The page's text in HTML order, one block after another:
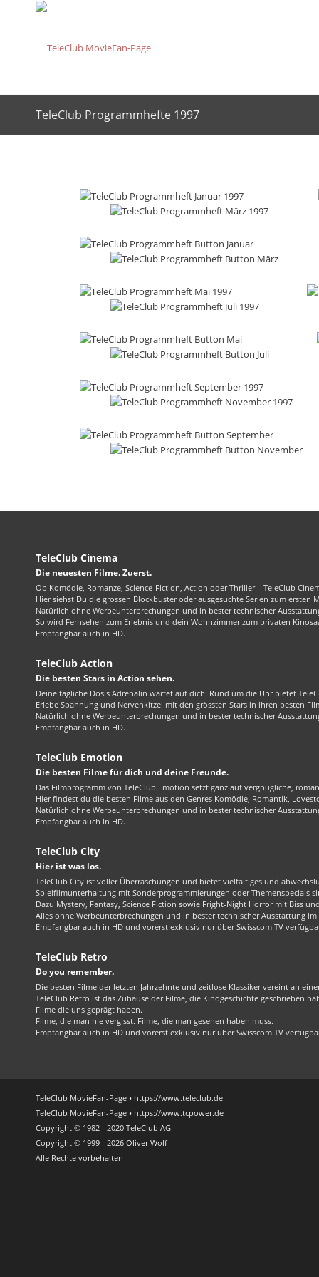
TeleClub Programmhefte 1997
TeleClub Cinema
Die neuesten Filme. Zuerst.
Ob Komödie, Romanze, Science-Fiction, Action oder Thriller – TeleClub
Hier siehst Du die grossen Blockbuster oder ausgesuchte Serien zum ersten
Natürlich ohne Werbeunterbrechungen und in bester technischer
So wird Fernsehen zum Erlebnis und dein Wohnzimmer zum privaten
Empfangbar auch in HD.
TeleClub Action
Die besten Stars in Action sehen.
Deine tägliche Dosis Adrenalin wartet auf dich: Rund um die Uhr bietet
Erlebe Spannung und Nervenkitzel mit den grössten Stars in ihren besten
Natürlich ohne Werbeunterbrechungen und in bester technischer
Empfangbar auch in HD.
TeleClub Emotion
Die besten Filme für dich und deine Freunde.
Das Filmprogramm von TeleClub Emotion setzt ganz auf vergnügliche,
Hier findest du die besten Filme aus den Genres Komödie, Romantik,
Natürlich ohne Werbeunterbrechungen und in bester technischer
Empfangbar auch in HD.
TeleClub City
Hier ist was los.
TeleClub City ist voller Überraschungen und bietet vielfältiges und
Spielfilmunterhaltung mit Sonderprogrammierungen oder Themenspecials
Dazu Mystery, Fantasy, Science Fiction sowie Fright-Night Horror mit Biss
Alles ohne Werbeunterbrechungen und in bester technischer Ausstattung
Empfangbar auch in HD und vorerst exklusiv nur über Swisscom TV
TeleClub Retro
Do you remember.
Die besten Filme der letzten Jahrzehnte und zeitlose Klassiker vereint an
TeleClub Retro ist das Zuhause der Filme, die Kinogeschichte geschrieben
Filme die uns geprägt haben.
Filme, die man nie vergisst. Filme, die man gesehen haben muss.
Empfangbar auch in HD und vorerst exklusiv nur über Swisscom TV
TeleClub MovieFan-Page • https://www.teleclub.de
TeleClub MovieFan-Page • https://www.tcpower.de
Copyright © 1982 - 2020 TeleClub AG
Copyright © 1999 - 2026 Oliver Wolf
Alle Rechte vorbehalten